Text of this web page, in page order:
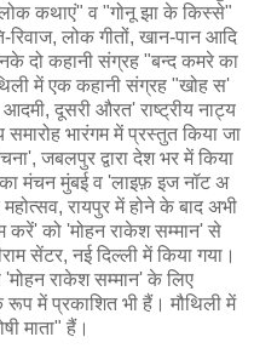
कथाएं" व "गोनू झा के किस्से"
लोक गीतों, खान-पान आदि
दो कहानी संग्रह "बन्द कमरे का
में एक कहानी संग्रह "खोह स'
दूसरी औरत' राष्ट्रीय नाट्य
समारोह भारंगम में प्रस्तुत किया जा
जबलपुर द्वारा देश भर में किया
मंचन मुंबई व 'लाइफ़ इज नॉट अ
रायपुर में होने के बाद अभी
करें' को 'मोहन राकेश सम्मान' से
सेंटर, नई दिल्ली में किया गया।
'मोहन राकेश सम्मान' के लिए
में प्रकाशित भी हैं। मौथिली में
माता" हैं।